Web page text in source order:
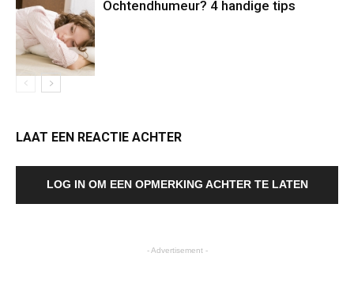
Ochtendhumeur? 4 handige tips
LAAT EEN REACTIE ACHTER
LOG IN OM EEN OPMERKING ACHTER TE LATEN
- Advertisement -